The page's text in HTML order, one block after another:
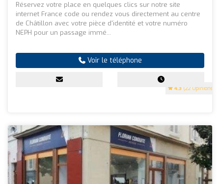
4.3 (22 Opinions)
Réservez votre place en quelques clics sur notre site
internet France code ou rendez vous directement au centre
de Châtillon avec votre pièce d'identité et votre numéro
NEPH pour un passage immé...
Voir le téléphone